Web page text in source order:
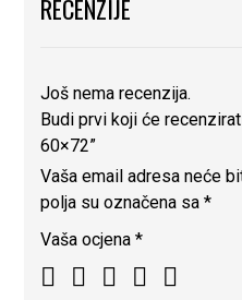
RECENZIJE
Još nema recenzija.
Budi prvi koji će
60×72”
Vaša email adresa neće
polja su označena sa*
Vaša ocjena*